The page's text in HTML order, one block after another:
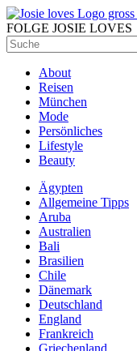
FOLGE JOSIE LOVES
About
Reisen
München
Mode
Persönliches
Lifestyle
Beauty
Ägypten
Allgemeine Tipps
Aruba
Australien
Bali
Brasilien
Chile
Dänemark
Deutschland
England
Frankreich
Griechenland